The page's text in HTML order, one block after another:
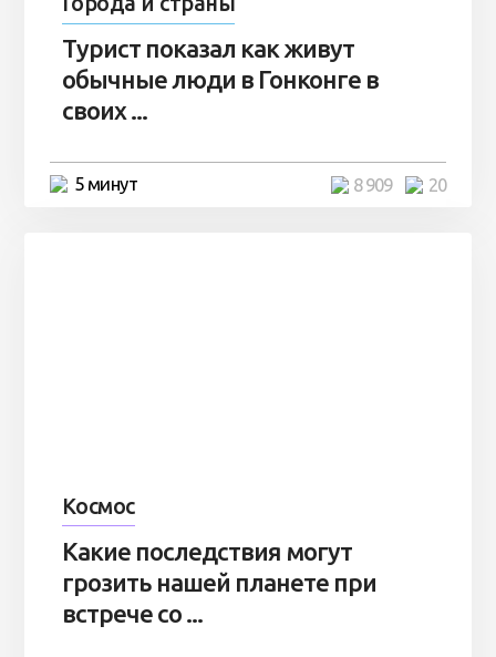
Турист показал как живут
обычные люди в Гонконге в
своих ...
5 минут 20
8 909
Космос
Какие последствия могут
грозить нашей планете при
встрече со ...